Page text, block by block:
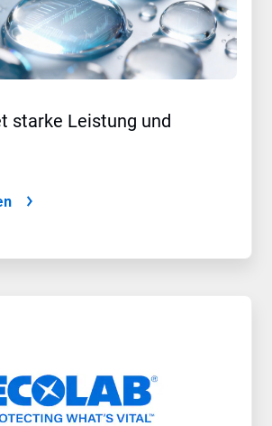
starke Leistung und